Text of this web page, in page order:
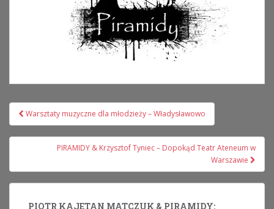
Nawigacja
wpisu
Warsztaty muzyczne dla młodzieży – Władysławowo
PIRAMIDY & Krzysztof Tyniec – Dopokąd Teatr Ateneum w
Warszawie
PIOTR KAJETAN MATCZUK & PIRAMIDY: